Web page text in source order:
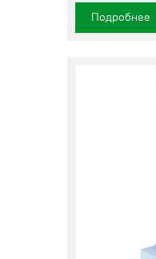
Подробнее